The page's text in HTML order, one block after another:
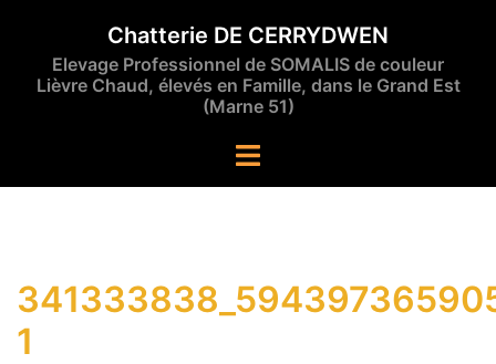
contenu
Chatterie DE CERRYDWEN
Elevage Professionnel de SOMALIS de couleur
Lièvre Chaud, élevés en Famille, dans le Grand Est
(Marne 51)
Ouvrir/fermer
1